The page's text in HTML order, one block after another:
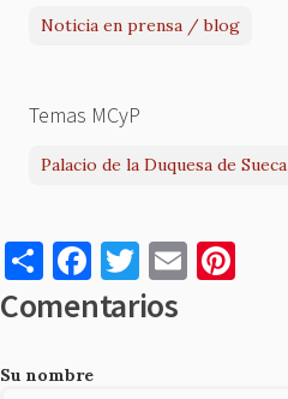
Noticia en prensa / blog
Temas MCyP
Palacio de la Duquesa de Sueca
S
h
ar
e
F
a
c
e
T
w
it
E
m
Comentarios
Su nombre